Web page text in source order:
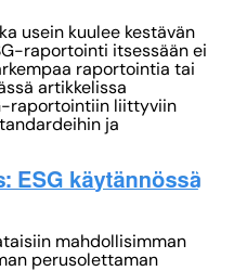
usein kuulee kestävän
raportointi itsessään ei
raportointia tai
artikkelissa
raportointiin liittyviin
ja
mahdollisimman
perusolettaman